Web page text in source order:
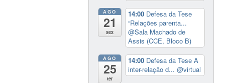
AGO
21
sex
14:00 Defesa da Tese
“Relações parenta...
@Sala Machado de
Assis (CCE, Bloco B)
AGO
25
ter
14:00 Defesa da Tese A
inter-relação d...@virtual